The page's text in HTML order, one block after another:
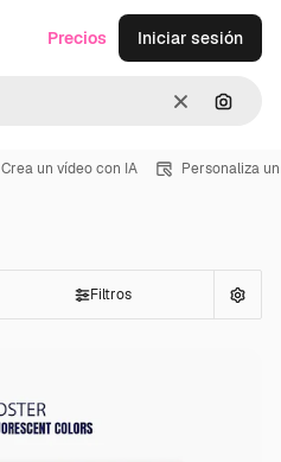
Borrar
Precios Iniciar sesión
Crea un vídeo con IA Personaliza
Filtros